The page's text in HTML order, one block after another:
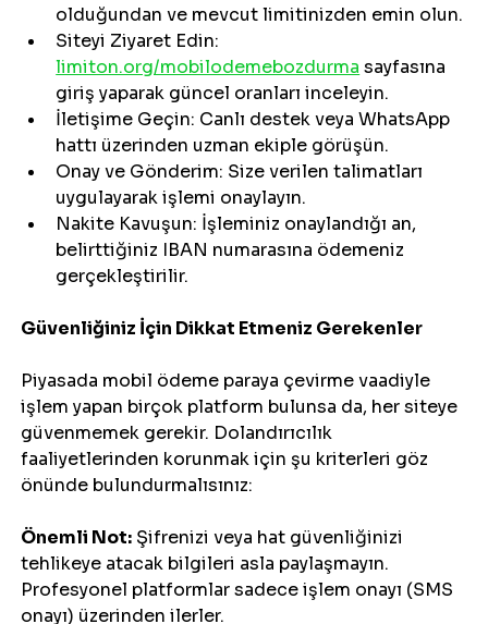
olduğundan ve mevcut limitinizden emin olun.
Siteyi Ziyaret Edin:
limiton.org/mobilodemebozdurma sayfasına
giriş yaparak güncel oranları inceleyin.
İletişime Geçin: Canlı destek veya WhatsApp
hattı üzerinden uzman ekiple görüşün.
Onay ve Gönderim: Size verilen talimatları
uygulayarak işlemi onaylayın.
Nakite Kavuşun: İşleminiz onaylandığı an,
belirttiğiniz IBAN numarasına ödemeniz
gerçekleştirilir.
Güvenliğiniz İçin Dikkat Etmeniz Gerekenler
Piyasada mobil ödeme paraya çevirme vaadiyle
işlem yapan birçok platform bulunsa da, her siteye
güvenmemek gerekir. Dolandırıcılık
faaliyetlerinden korunmak için şu kriterleri göz
önünde bulundurmalısınız:
Önemli Not: Şifrenizi veya hat güvenliğinizi
tehlikeye atacak bilgileri asla paylaşmayın.
Profesyonel platformlar sadece işlem onayı (SMS
onayı) üzerinden ilerler.